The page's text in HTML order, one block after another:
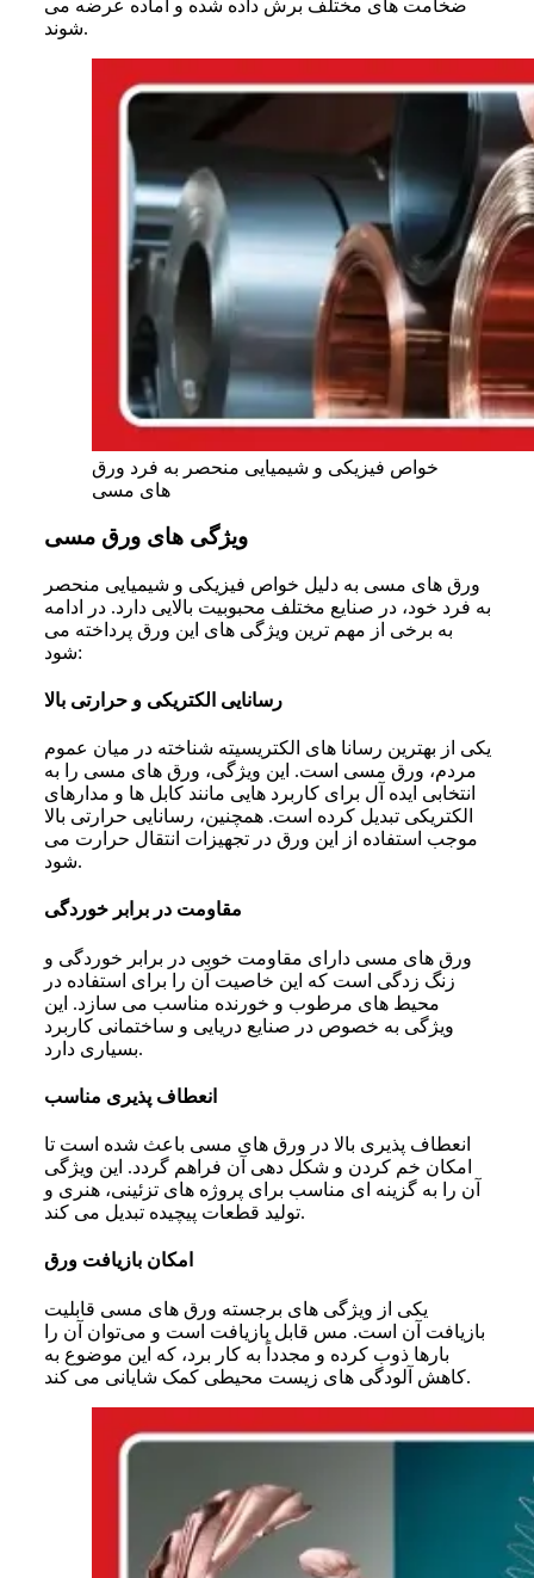
ضخامت‌ های مختلف برش داده شده و آماده عرضه می‌
شوند.
خواص فیزیکی و شیمیایی منحصر به فرد ورق
های مسی
ویژگی‌ های ورق مسی
ورق های مسی به دلیل خواص فیزیکی و شیمیایی منحصر
به فرد خود، در صنایع مختلف محبوبیت بالایی دارد. در ادامه
به برخی از مهم‌ ترین ویژگی‌ های این ورق پرداخته می‌
شود:
رسانایی الکتریکی و حرارتی بالا
یکی از بهترین رسانا های الکتریسیته شناخته در میان عموم
مردم، ورق مسی است. این ویژگی، ورق‌ های مسی را به
انتخابی ایده ‌آل برای کاربرد هایی مانند کابل‌ ها و مدارهای
الکتریکی تبدیل کرده است. همچنین، رسانایی حرارتی بالا
موجب استفاده از این ورق در تجهیزات انتقال حرارت می‌
شود.
مقاومت در برابر خوردگی
ورق های مسی دارای مقاومت خوبی در برابر خوردگی و
زنگ‌ زدگی است که این خاصیت آن را برای استفاده در
محیط‌ های مرطوب و خورنده مناسب می‌ سازد. این
ویژگی به خصوص در صنایع دریایی و ساختمانی کاربرد
بسیاری دارد.
انعطاف‌ پذیری مناسب
انعطاف‌ پذیری بالا در ورق‌ های مسی باعث شده است تا
امکان خم کردن و شکل‌ دهی آن فراهم گردد. این ویژگی
آن را به گزینه‌ ای مناسب برای پروژه‌ های تزئینی، هنری و
تولید قطعات پیچیده تبدیل می‌ کند.
امکان بازیافت ورق
یکی از ویژگی‌ های برجسته ورق های مسی قابلیت
بازیافت آن است. مس قابل بازیافت است و می‌توان آن را
بارها ذوب کرده و مجدداً به کار برد، که این موضوع به
کاهش آلودگی‌ های زیست‌ محیطی کمک شایانی می‌ کند.